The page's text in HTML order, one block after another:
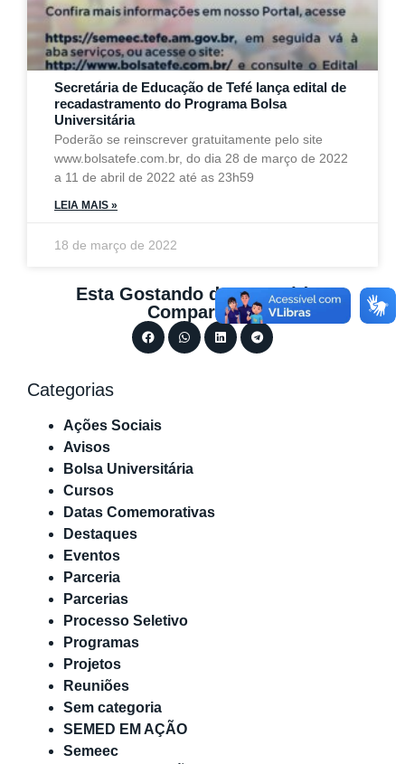
Secretária de Educação de Tefé lança edital de
recadastramento do Programa Bolsa
Universitária
Poderão se reinscrever gratuitamente pelo site
www.bolsatefe.com.br, do dia 28 de março de 2022
a 11 de abril de 2022 até as 23h59
LEIA MAIS »
18 de março de 2022
Esta Gostando do Conteúdo?
Compartilhe.
Categorias
Ações Sociais
Avisos
Bolsa Universitária
Cursos
Datas Comemorativas
Destaques
Eventos
Parceria
Parcerias
Processo Seletivo
Programas
Projetos
Reuniões
Sem categoria
SEMED EM AÇÃO
Semeec